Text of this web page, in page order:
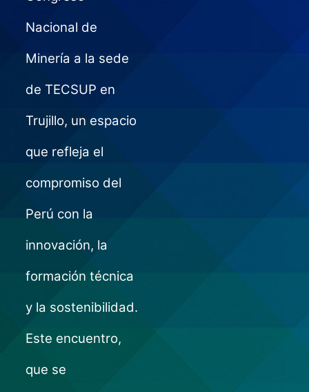
Nacional de
Minería a la sede
de TECSUP en
Trujillo, un espacio
que refleja el
compromiso del
Perú con la
innovación, la
formación técnica
y la sostenibilidad.
Este encuentro,
que se